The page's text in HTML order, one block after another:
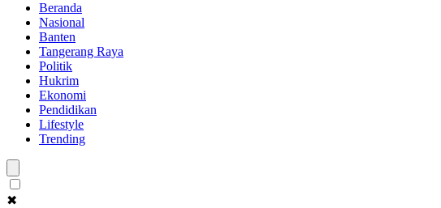
Beranda
Nasional
Banten
Tangerang Raya
Politik
Hukrim
Ekonomi
Pendidikan
Lifestyle
Trending
✖